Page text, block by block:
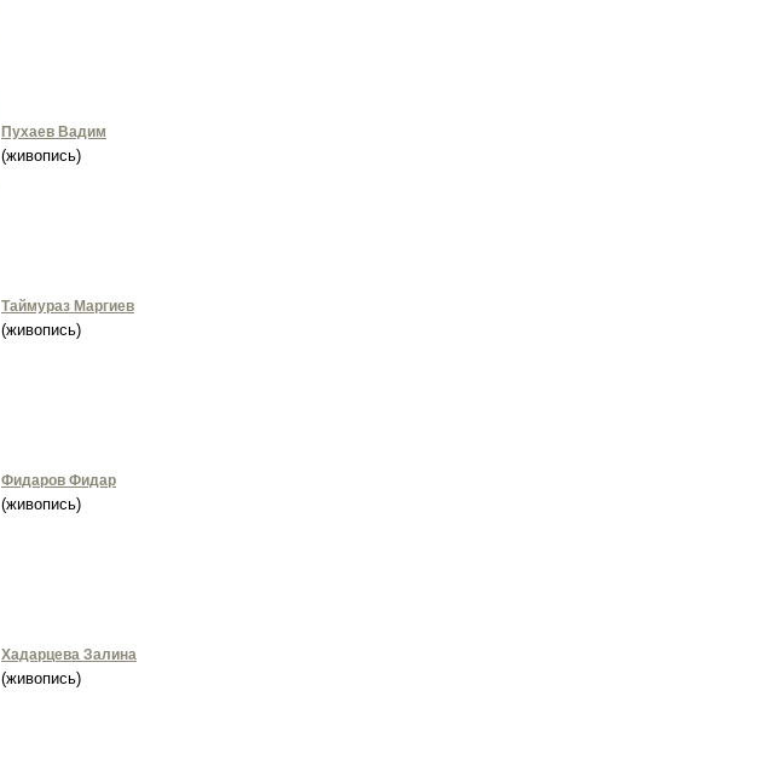
Пухаев Вадим
(живопись)
Таймураз Маргиев
(живопись)
Фидаров Фидар
(живопись)
Хадарцева Залина
(живопись)